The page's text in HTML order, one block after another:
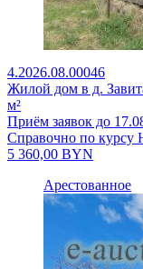
4.2026.08.00046
Жилой дом в д.
м²
Приём заявок до
Справочно по курсу
5 360,00 BYN
Арестованное